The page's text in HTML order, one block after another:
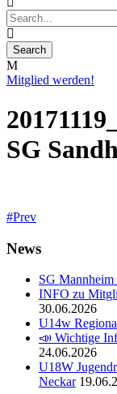
Mitglied werden!
SG
Prev
News
SG Mannheim
INFO zu
30.06.2026
U14w
📣 Wichtige
24.06.2026
U18W
Neckar